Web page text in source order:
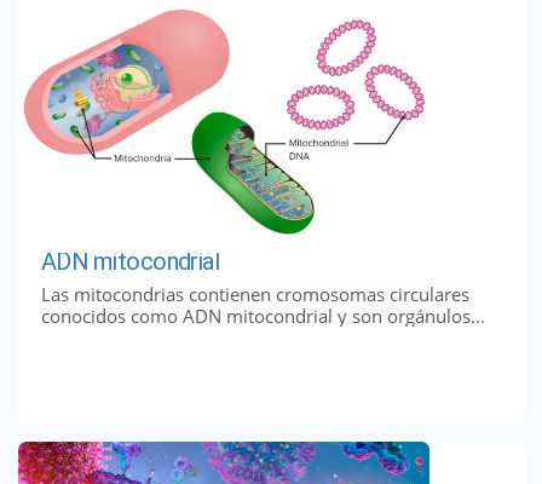
ADN mitocondrial
Las mitocondrias contienen cromosomas circulares
conocidos como ADN mitocondrial y son orgánulos...